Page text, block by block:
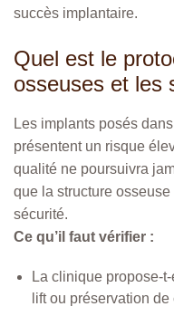
succès implantaire.
Quel est le
osseuses et les
Les implants posés
présentent un risque
qualité ne poursuivra
que la structure
sécurité.
Ce qu’il faut vérifier :
La clinique propose-
lift ou préservation